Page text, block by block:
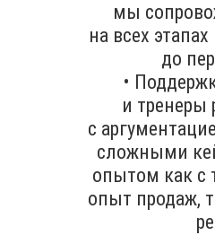
мы
на всех
до
•
и тренеры
с
сложными
опытом как с
опыт продаж,